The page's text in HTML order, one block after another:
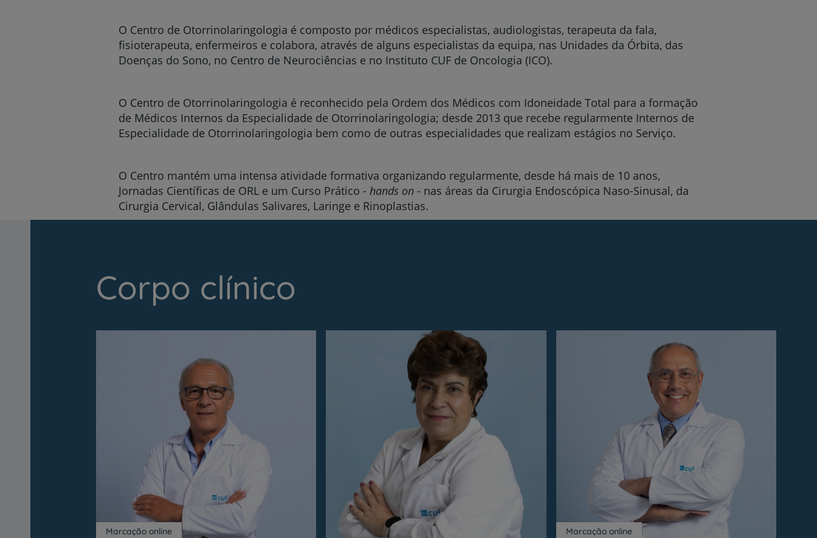
Prevenção e bem-estar
Grandes Áreas da Saúde
Clientes e acompanhantes
CUF Academic Center
Para profissionais
Sobre nós
Contacte-nos
O Centro de Otorrinolaringologia é composto por médicos especialistas, audiologistas, terapeuta da fala,
fisioterapeuta, enfermeiros e colabora, através de alguns especialistas da equipa, nas Unidades da Órbita, das
Doenças do Sono, no Centro de Neurociências e no Instituto CUF de Oncologia (ICO).
O Centro de Otorrinolaringologia é reconhecido pela Ordem dos Médicos com Idoneidade Total para a formação
de Médicos Internos da Especialidade de Otorrinolaringologia; desde 2013 que recebe regularmente Internos de
Especialidade de Otorrinolaringologia bem como de outras especialidades que realizam estágios no Serviço.
O Centro mantém uma intensa atividade formativa organizando regularmente, desde há mais de 10 anos,
Jornadas Científicas de ORL e um Curso Prático - hands on - nas áreas da Cirurgia Endoscópica Naso-Sinusal, da
Cirurgia Cervical, Glândulas Salivares, Laringe e Rinoplastias.
Corpo clínico
Marcação online Marcação online